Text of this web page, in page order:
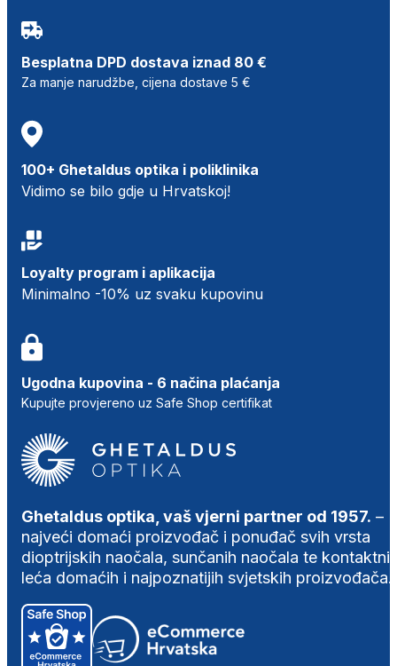
Besplatna DPD dostava iznad 80 €
Za manje narudžbe, cijena dostave 5 €
100+ Ghetaldus optika i poliklinika
Vidimo se bilo gdje u Hrvatskoj!
Loyalty program i aplikacija
Minimalno -10% uz svaku kupovinu
Ugodna kupovina - 6 načina plaćanja
Kupujte provjereno uz Safe Shop certifikat
Ghetaldus optika, vaš vjerni partner od 1957. –
najveći domaći proizvođač i ponuđač svih vrsta
dioptrijskih naočala, sunčanih naočala te
leća domaćih i najpoznatijih svjetskih proizvođača.